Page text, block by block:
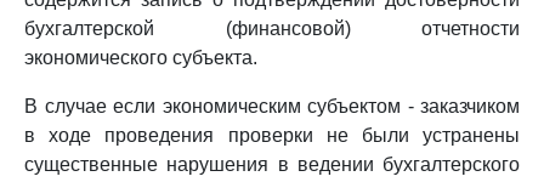
бухгалтерской (финансовой) отчетности
экономического субъекта.
В случае если экономическим субъектом - заказчиком
в ходе проведения проверки не были устранены
существенные нарушения в ведении бухгалтерского